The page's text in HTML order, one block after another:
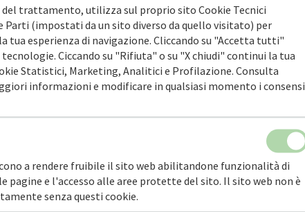
del trattamento, utilizza sul proprio sito Cookie Tecnici
Parti (impostati da un sito diverso da quello visitato) per
tua esperienza di navigazione. Cliccando su "Accetta tutti"
Ciccando su "Rifiuta" o su "X chiudi" continui la tua
Statistici, Marketing, Analitici e Profilazione. Consulta
informazioni e modificare in qualsiasi momento i consensi
a rendere fruibile il sito web abilitandone funzionalità di
pagine e l'accesso alle aree protette del sito. Il sito web non è
senza questi cookie.